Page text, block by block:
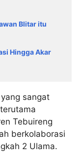
Blitar itu
Hingga Akar
sangat
Tebuireng
berkolaborasi
2 Ulama.